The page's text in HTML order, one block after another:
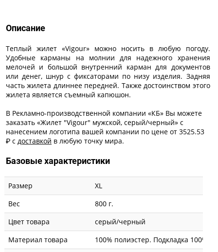
Описание
Теплый жилет «Vigour» можно носить в любую погоду.
Удобные карманы на молнии для надежного хранения
мелочей и большой внутренний карман для документов
или денег, шнур с фиксаторами по низу изделия. Задняя
часть жилета длиннее передней. Также достоинством этого
жилета является съемный капюшон.
В Рекламно-производственной компании «КБ» Вы можете
заказать «Жилет "Vigour" мужской, серый/черный» с
нанесением логотипа вашей компании по цене от 3525.53
₽ с доставкой в любую точку мира.
Базовые характеристики
Размер
XL
Вес
800 г.
Цвет товара
серый/черный
Материал товара
100% полиэстер. Подкладка 100%